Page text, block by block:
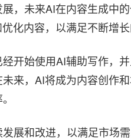
，未来AI在内容生成中
化内容，以满足不断增
开始使用AI辅助写作，
来，AI将成为内容创作
展和改进，以满足市场